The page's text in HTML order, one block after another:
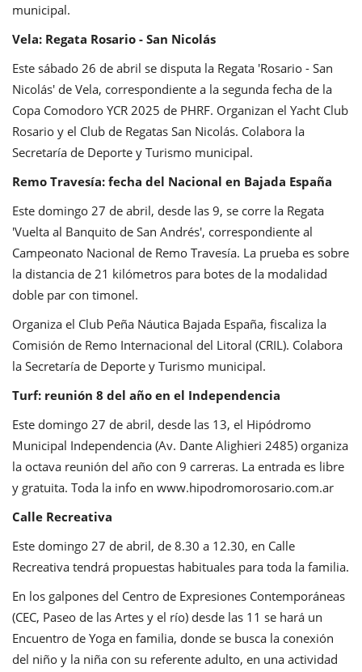
municipal.
Vela: Regata Rosario - San Nicolás
Este sábado 26 de abril se disputa la Regata 'Rosario - San
Nicolás' de Vela, correspondiente a la segunda fecha de la
Copa Comodoro YCR 2025 de PHRF. Organizan el Yacht Club
Rosario y el Club de Regatas San Nicolás. Colabora la
Secretaría de Deporte y Turismo municipal.
Remo Travesía: fecha del Nacional en Bajada España
Este domingo 27 de abril, desde las 9, se corre la Regata
'Vuelta al Banquito de San Andrés', correspondiente al
Campeonato Nacional de Remo Travesía. La prueba es sobre
la distancia de 21 kilómetros para botes de la modalidad
doble par con timonel.
Organiza el Club Peña Náutica Bajada España, fiscaliza la
Comisión de Remo Internacional del Litoral (CRIL). Colabora
la Secretaría de Deporte y Turismo municipal.
Turf: reunión 8 del año en el Independencia
Este domingo 27 de abril, desde las 13, el Hipódromo
Municipal Independencia (Av. Dante Alighieri 2485) organiza
la octava reunión del año con 9 carreras. La entrada es libre
y gratuita. Toda la info en www.hipodromorosario.com.ar
Calle Recreativa
Este domingo 27 de abril, de 8.30 a 12.30, en Calle
Recreativa tendrá propuestas habituales para toda la familia.
En los galpones del Centro de Expresiones Contemporáneas
(CEC, Paseo de las Artes y el río) desde las 11 se hará un
Encuentro de Yoga en familia, donde se busca la conexión
del niño y la niña con su referente adulto, en una actividad